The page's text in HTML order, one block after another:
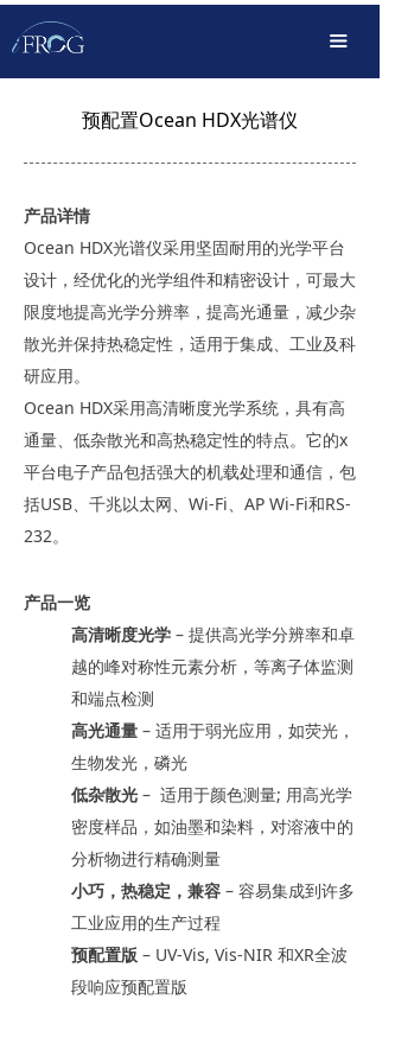
끀
首页
产品中心
传播服务
支持下载
关于我们
预配置Ocean HDX光谱仪
产品详情
Ocean HDX光谱仪采用坚固耐用的光学平台
设计，经优化的光学组件和精密设计，可最大
限度地提高光学分辨率，提高光通量，减少杂
散光并保持热稳定性，适用于集成、工业及科
研应用。
Ocean HDX采用高清晰度光学系统，具有高
通量、低杂散光和高热稳定性的特点。它的x
平台电子产品包括强大的机载处理和通信，包
括USB、千兆以太网、Wi-Fi、AP Wi-Fi和RS-
232。
产品一览
高清晰度光学 – 提供高光学分辨率和卓
越的峰对称性元素分析，等离子体监测
和端点检测
高光通量 – 适用于弱光应用，如荧光，
生物发光，磷光
低杂散光 – 适用于颜色测量; 用高光学
密度样品，如油墨和染料，对溶液中的
分析物进行精确测量
小巧，热稳定，兼容 – 容易集成到许多
工业应用的生产过程
预配置版 – UV-Vis, Vis-NIR 和XR全波
段响应预配置版